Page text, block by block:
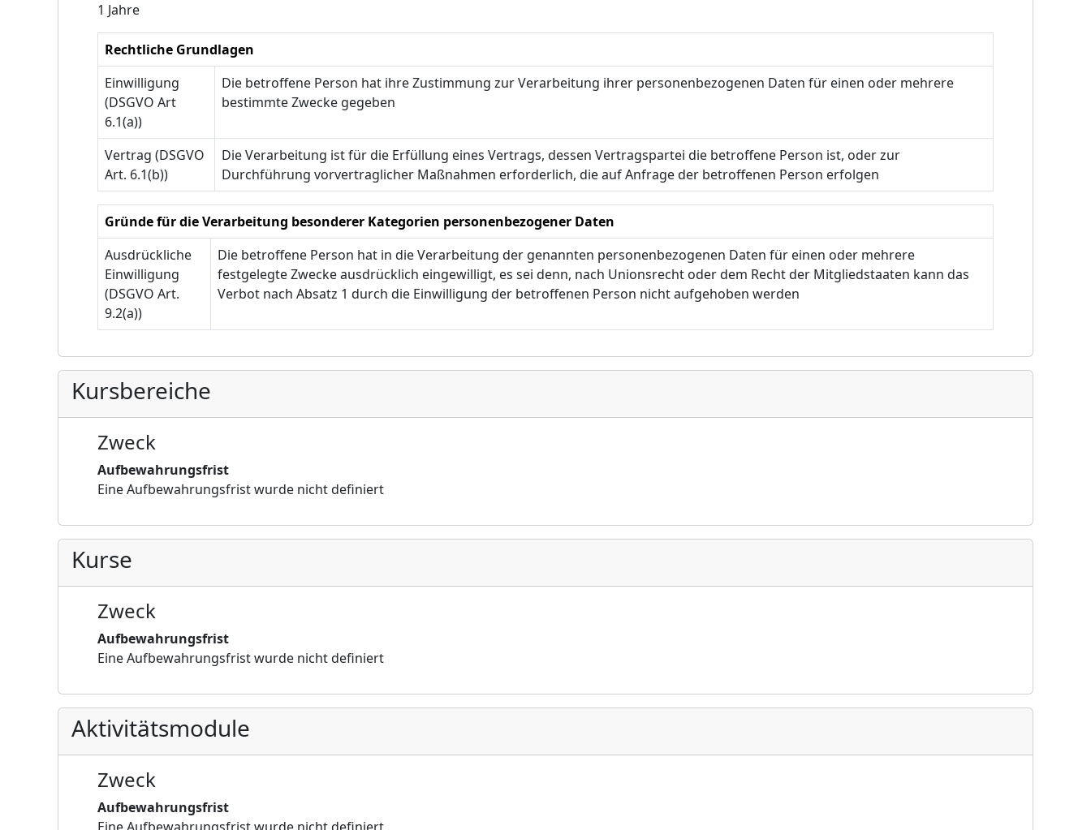
1 Jahre
Rechtliche Grundlagen
Einwilligung
(DSGVO Art
6.1(a))
Die betroffene Person hat ihre Zustimmung zur Verarbeitung ihrer personenbezogenen Daten für einen oder mehrere
bestimmte Zwecke gegeben
Vertrag (DSGVO
Art. 6.1(b))
Die Verarbeitung ist für die Erfüllung eines Vertrags, dessen Vertragspartei die betroffene Person ist, oder zur
Durchführung vorvertraglicher Maßnahmen erforderlich, die auf Anfrage der betroffenen Person erfolgen
Gründe für die Verarbeitung besonderer Kategorien personenbezogener Daten
Ausdrückliche
Einwilligung
(DSGVO Art.
9.2(a))
Die betroffene Person hat in die Verarbeitung der genannten personenbezogenen Daten für einen oder mehrere
festgelegte Zwecke ausdrücklich eingewilligt, es sei denn, nach Unionsrecht oder dem Recht der Mitgliedstaaten kann das
Verbot nach Absatz 1 durch die Einwilligung der betroffenen Person nicht aufgehoben werden
Kursbereiche
Zweck
Aufbewahrungsfrist
Eine Aufbewahrungsfrist wurde nicht definiert
Kurse
Zweck
Aufbewahrungsfrist
Eine Aufbewahrungsfrist wurde nicht definiert
Aktivitätsmodule
Zweck
Aufbewahrungsfrist